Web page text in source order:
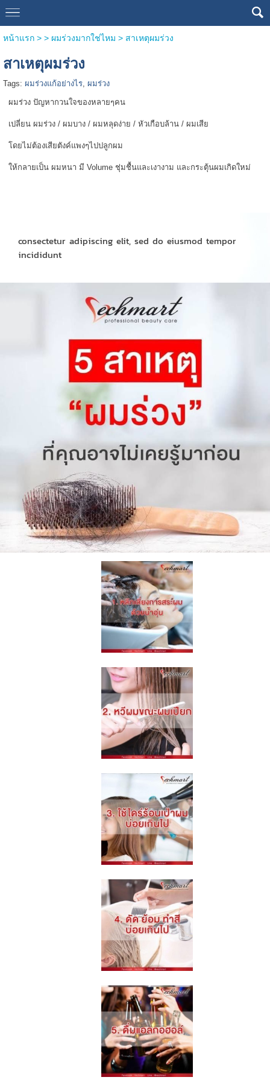
หน้าแรก> > ผมร่วงมากใช่ไหม > สาเหตุผมร่วง
สาเหตุผมร่วง
Tags: ผมร่วงแก้อย่างไร, ผมร่วง
ผมร่วง ปัญหากวนใจของหลายๆคน
เปลี่ยน ผมร่วง / ผมบาง / ผมหลุดง่าย / หัวเกือบล้าน / ผมเสีย
โดยไม่ต้องเสียตังค์แพงๆไปปลูกผม
ให้กลายเป็น ผมหนา มี Volume ชุ่มชื้นและเงางาม และกระตุ้นผมเกิดใหม่
consectetur adipiscing elit, sed do eiusmod tempor
incididunt